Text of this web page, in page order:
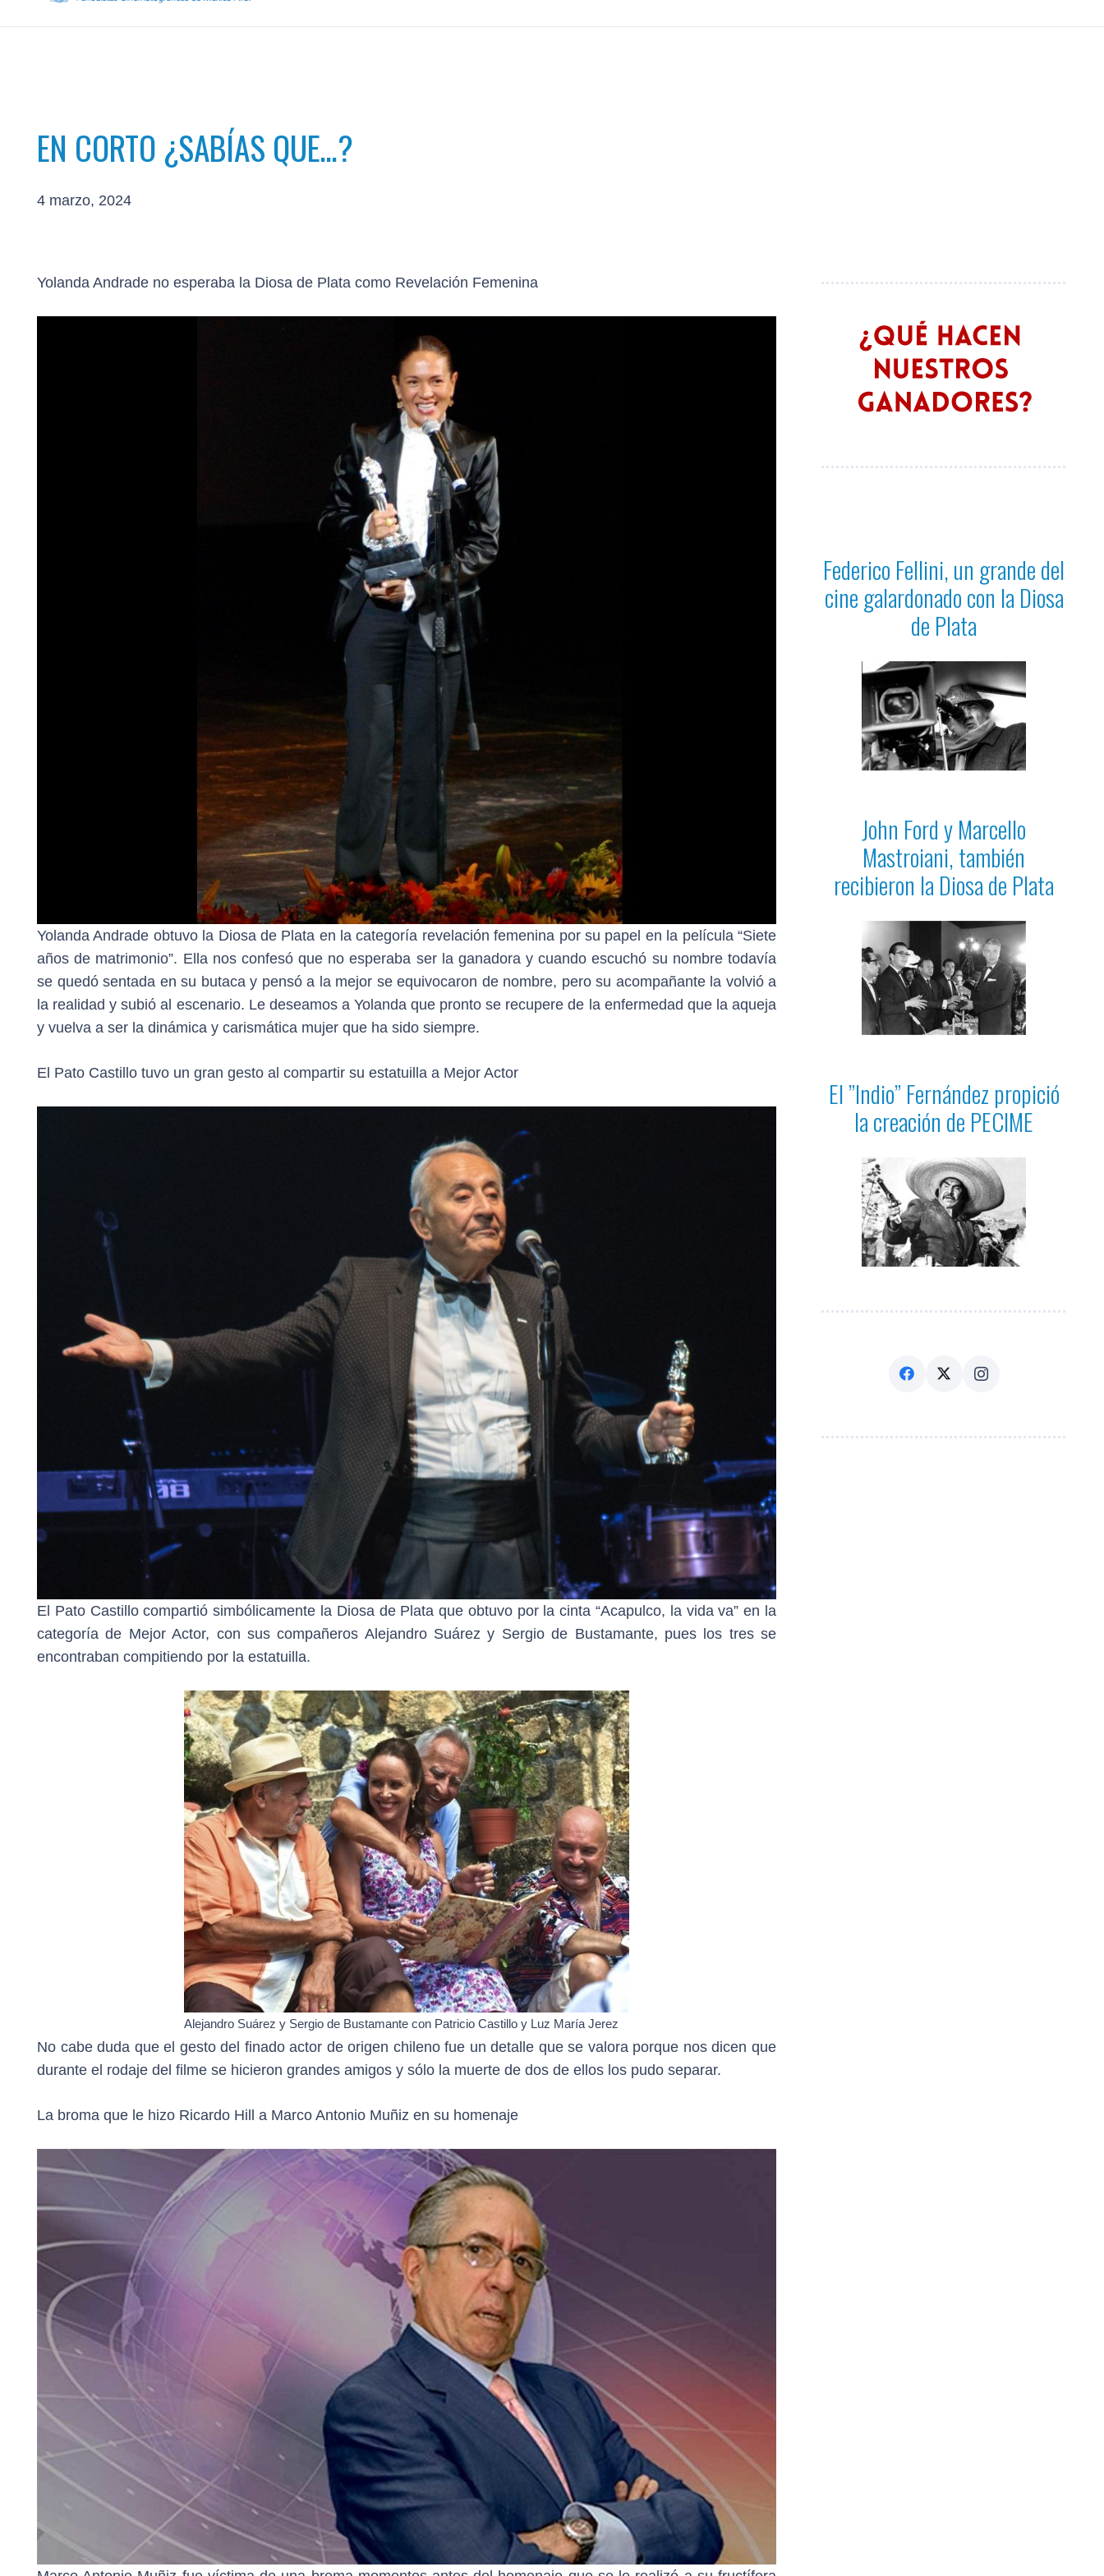
EN CORTO ¿SABÍAS QUE…?
4 marzo, 2024
Yolanda Andrade no esperaba la Diosa de Plata como Revelación Femenina
Yolanda Andrade obtuvo la Diosa de Plata en la categoría revelación femenina por su papel en la película “Siete
años de matrimonio”. Ella nos confesó que no esperaba ser la ganadora y cuando escuchó su nombre todavía
se quedó sentada en su butaca y pensó a la mejor se equivocaron de nombre, pero su acompañante la volvió a
la realidad y subió al escenario. Le deseamos a Yolanda que pronto se recupere de la enfermedad que la aqueja
y vuelva a ser la dinámica y carismática mujer que ha sido siempre.
El Pato Castillo tuvo un gran gesto al compartir su estatuilla a Mejor Actor
El Pato Castillo compartió simbólicamente la Diosa de Plata que obtuvo por la cinta “Acapulco, la vida va” en la
categoría de Mejor Actor, con sus compañeros Alejandro Suárez y Sergio de Bustamante, pues los tres se
encontraban compitiendo por la estatuilla.
Alejandro Suárez y Sergio de Bustamante con Patricio Castillo y Luz María Jerez
No cabe duda que el gesto del finado actor de origen chileno fue un detalle que se valora porque nos dicen que
durante el rodaje del filme se hicieron grandes amigos y sólo la muerte de dos de ellos los pudo separar.
La broma que le hizo Ricardo Hill a Marco Antonio Muñiz en su homenaje
Federico Fellini, un grande del
cine galardonado con la Diosa
de Plata
John Ford y Marcello
Mastroiani, también
recibieron la Diosa de Plata
El ”Indio” Fernández propició
la creación de PECIME